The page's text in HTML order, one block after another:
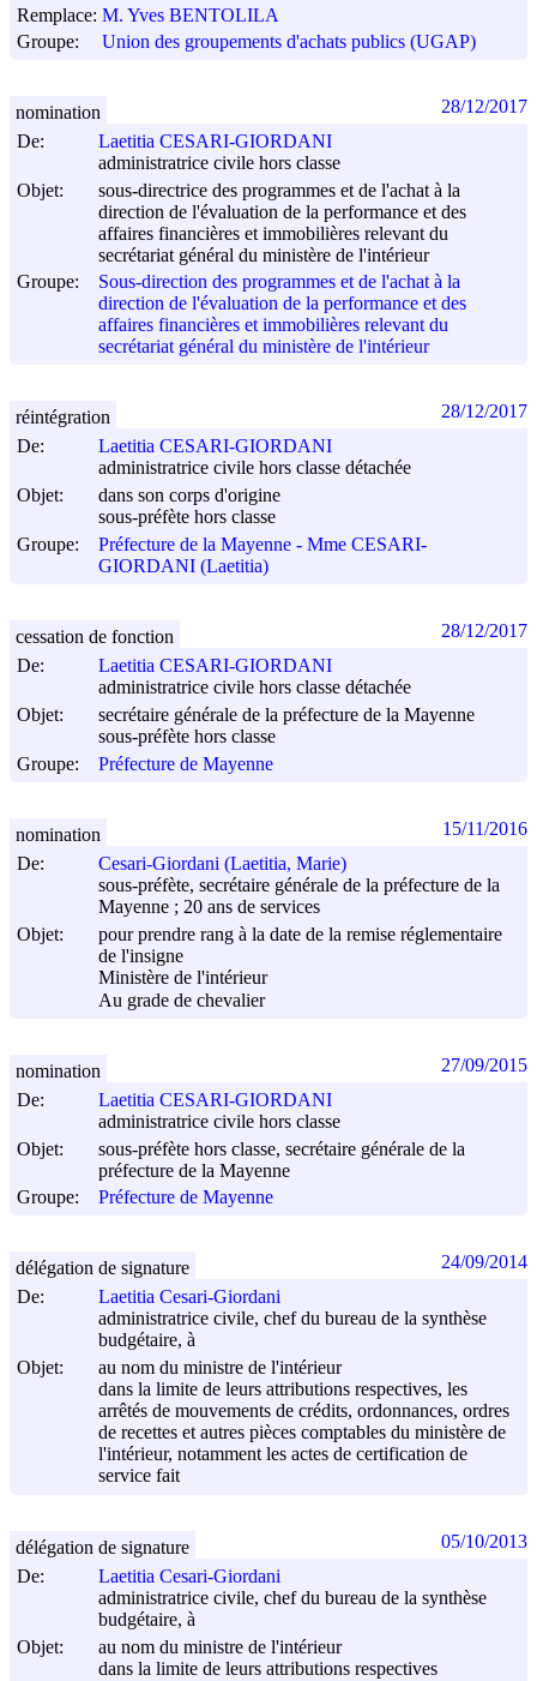
Remplace: M. Yves BENTOLILA
Groupe:
Union des groupements d'achats publics (UGAP)
De:
Laetitia CESARI-GIORDANI
administratrice civile hors classe
Objet:
sous-directrice des programmes et de l'achat à la
direction de l'évaluation de la performance et des
affaires financières et immobilières relevant du
secrétariat général du ministère de l'intérieur
Groupe:
Sous-direction des programmes et de l'achat à la
direction de l'évaluation de la performance et des
affaires financières et immobilières relevant du
secrétariat général du ministère de l'intérieur
nomination 28/12/2017
De:
Laetitia CESARI-GIORDANI
administratrice civile hors classe détachée
Objet:
dans son corps d'origine
sous-préfète hors classe
Groupe:
Préfecture de la Mayenne - Mme CESARI-
GIORDANI (Laetitia)
réintégration 28/12/2017
De:
Laetitia CESARI-GIORDANI
administratrice civile hors classe détachée
Objet:
secrétaire générale de la préfecture de la Mayenne
sous-préfète hors classe
Groupe:
Préfecture de Mayenne
cessation de fonction 28/12/2017
De:
Cesari-Giordani (Laetitia, Marie)
sous-préfète, secrétaire générale de la préfecture de la
Mayenne ; 20 ans de services
Objet:
pour prendre rang à la date de la remise réglementaire
de l'insigne
Ministère de l'intérieur
Au grade de chevalier
nomination 15/11/2016
De:
Laetitia CESARI-GIORDANI
administratrice civile hors classe
Objet:
sous-préfète hors classe, secrétaire générale de la
préfecture de la Mayenne
Groupe:
Préfecture de Mayenne
nomination 27/09/2015
De:
Laetitia Cesari-Giordani
administratrice civile, chef du bureau de la synthèse
budgétaire, à
Objet:
au nom du ministre de l'intérieur
dans la limite de leurs attributions respectives, les
arrêtés de mouvements de crédits, ordonnances, ordres
de recettes et autres pièces comptables du ministère de
l'intérieur, notamment les actes de certification de
service fait
délégation de signature 24/09/2014
De:
Laetitia Cesari-Giordani
administratrice civile, chef du bureau de la synthèse
budgétaire, à
Objet:
au nom du ministre de l'intérieur
dans la limite de leurs attributions respectives
délégation de signature 05/10/2013